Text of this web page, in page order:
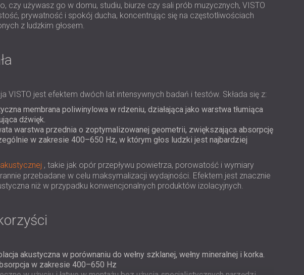
FINLAND | FI
czy używasz go w domu, studiu, biurze czy sali prób muzycznych, VISTO
prywatność i spokój ducha, koncentrując się na częstotliwościach
z ludzkim głosem.
VISTO jest efektem dwóch lat intensywnych badań i testów. Składa się z:
membrana poliwinylowa w rdzeniu, działająca jako warstwa tłumiąca
dźwięk.
warstwa przednia o zoptymalizowanej geometrii, zwiększająca absorpcję
w zakresie 400–650 Hz, w którym głos ludzki jest najbardziej
, takie jak opór przepływu powietrza, porowatość i wymiary
przebadane w celu maksymalizacji wydajności. Efektem jest znacznie
niż w przypadku konwencjonalnych produktów izolacyjnych.
akustyczna w porównaniu do wełny szklanej, wełny mineralnej i korka.
w zakresie 400–650 Hz